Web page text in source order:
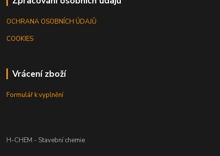
OCHRANA OSOBNÍCH ÚDAJŮ
COOKIES
Vrácení zboží
Formulář k vyplnění
H-CHEM - Stavební chemie